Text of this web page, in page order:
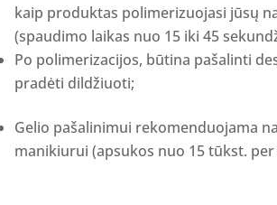
kaip produktas polimerizuojasi jūsų
(spaudimo laikas nuo 15 iki 45
Po polimerizacijos, būtina pašalinti
pradėti dildžiuoti;
Gelio pašalinimui rekomenduojama
manikiurui (apsukos nuo 15 tūkst.